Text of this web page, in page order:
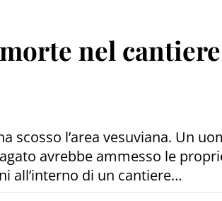
nel
scosso l’area vesuviana. Un
avrebbe ammesso le
all’interno di un cantiere…